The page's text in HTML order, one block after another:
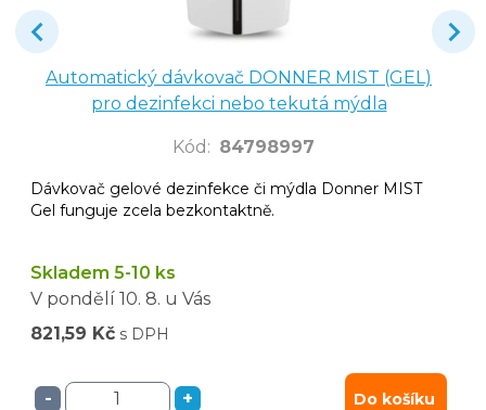
Automatický dávkovač DONNER MIST (GEL)
pro dezinfekci nebo tekutá mýdla
Kód : 84798997
Dávkovač gelové dezinfekce či mýdla Donner MIST
Gel funguje zcela bezkontaktně.
Skladem 5-10 ks
V pondělí 10. 8. u Vás
821,59 Kč s DPH
- + Do košíku